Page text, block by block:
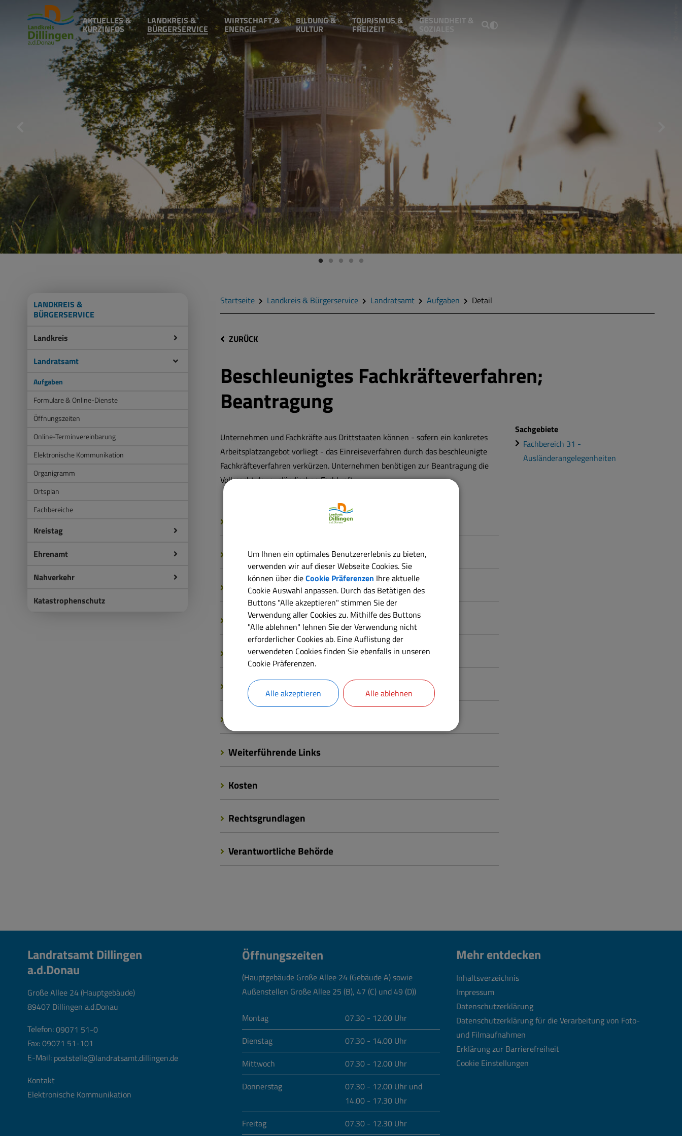
AKTUELLES &
KURZINFOS
LANDKREIS &
BÜRGERSERVICE
WIRTSCHAFT &
ENERGIE
BILDUNG &
KULTUR
TOURISMUS &
FREIZEIT
GESUNDHEIT &
SOZIALES
LANDKREIS &
BÜRGERSERVICE
Landkreis
Landratsamt
Aufgaben
Formulare & Online-Dienste
Öffnungszeiten
Online-Terminvereinbarung
Elektronische Kommunikation
Organigramm
Ortsplan
Fachbereiche
Kreistag
Ehrenamt
Nahverkehr
Katastrophenschutz
Startseite Landkreis & Bürgerservice Landratsamt Aufgaben Detail
ZURÜCK
Beschleunigtes Fachkräfteverfahren;
Beantragung
Unternehmen und Fachkräfte aus Drittstaaten können - sofern ein konkretes
Arbeitsplatzangebot vorliegt - das Einreiseverfahren durch das beschleunigte
Fachkräfteverfahren verkürzen. Unternehmen benötigen zur Beantragung die
Vollmacht der ausländischen Fachkraft.
Voraussetzungen
Erforderliche Unterlagen
Verfahrensablauf
Online-Verfahren
Formulare
Weiterführende Links
Kosten
Rechtsgrundlagen
Verantwortliche Behörde
Sachgebiete
Fachbereich 31 -
Ausländerangelegenheiten
Landratsamt Dillingen
a.d.Donau
Große Allee 24 (Hauptgebäude)
89407 Dillingen a.d.Donau
Telefon:09071 51-0
Fax: 09071 51-101
E-Mail: poststelle@landratsamt.dillingen.de
Kontakt
Elektronische Kommunikation
Öffnungszeiten
(Hauptgebäude Große Allee 24 (Gebäude A) sowie
Außenstellen Große Allee 25 (B), 47 (C) und 49 (D))
Montag
07.30 - 12.00 Uhr
Dienstag
07.30 - 14.00 Uhr
Mittwoch
07.30 - 12.00 Uhr
Donnerstag
07.30 - 12.00 Uhr und
14.00 - 17.30 Uhr
Freitag
07.30 - 12.30 Uhr
Mehr entdecken
Inhaltsverzeichnis
Impressum
Datenschutzerklärung
Datenschutzerklärung für die Verarbeitung von Foto-
und Filmaufnahmen
Erklärung zur Barrierefreiheit
Cookie Einstellungen
Um Ihnen ein optimales Benutzererlebnis zu bieten,
verwenden wir auf dieser Webseite Cookies. Sie
können über dieCookie Präferenzen Ihre aktuelle
Cookie Auswahl anpassen. Durch das Betätigen des
Buttons "Alle akzeptieren" stimmen Sie der
Verwendung aller Cookies zu. Mithilfe des Buttons
"Alle ablehnen" lehnen Sie der Verwendung nicht
erforderlicher Cookies ab. Eine Auflistung der
verwendeten Cookies finden Sie ebenfalls in unseren
Cookie Präferenzen.
Alle akzeptieren Alle ablehnen